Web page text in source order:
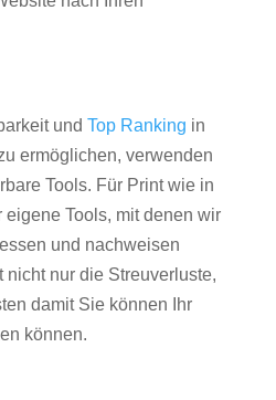
und Top Ranking in
ermöglichen, verwenden
Tools. Für Print wie in
Tools, mit denen wir
und nachweisen
nicht nur die Streuverluste,
damit Sie können Ihr
können.